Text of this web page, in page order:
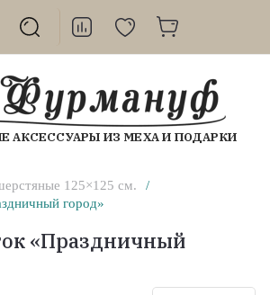
АКСЕССУАРЫ ИЗ МЕХА И ПОДАРКИ
125×125 см.
/
город»
«Праздничный